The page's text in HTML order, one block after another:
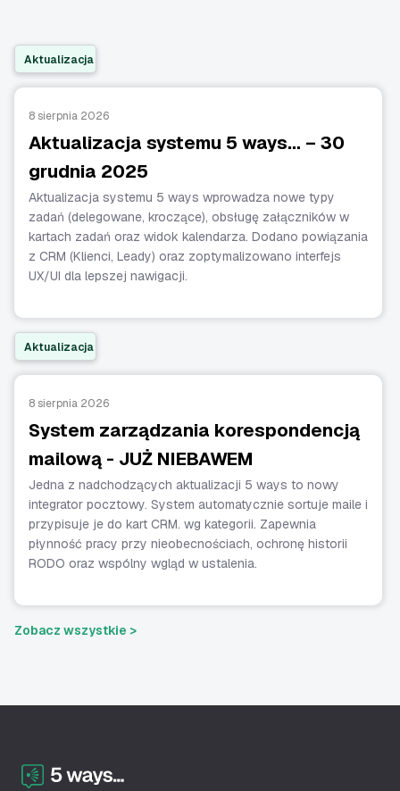
Aktualizacja
8 sierpnia 2026
Aktualizacja systemu 5 ways… – 30
grudnia 2025
Aktualizacja systemu 5 ways wprowadza nowe typy
zadań (delegowane, kroczące), obsługę załączników w
kartach zadań oraz widok kalendarza. Dodano powiązania
z CRM (Klienci, Leady) oraz zoptymalizowano interfejs
UX/UI dla lepszej nawigacji.
Aktualizacja
8 sierpnia 2026
System zarządzania korespondencją
mailową - JUŻ NIEBAWEM
Jedna z nadchodzących aktualizacji 5 ways to nowy
integrator pocztowy. System automatycznie sortuje maile i
przypisuje je do kart CRM. wg kategorii. Zapewnia
płynność pracy przy nieobecnościach, ochronę historii
RODO oraz wspólny wgląd w ustalenia.
Zobacz wszystkie >